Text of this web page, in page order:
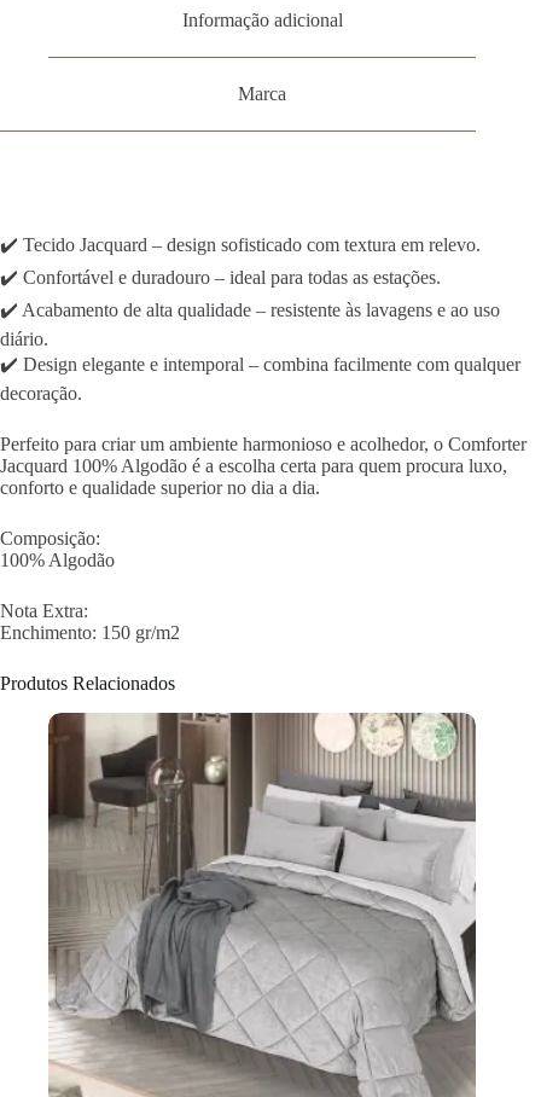
Informação adicional
Marca
✔️ Tecido Jacquard – design sofisticado com textura em relevo.
✔️ Confortável e duradouro – ideal para todas as estações.
✔️ Acabamento de alta qualidade – resistente às lavagens e ao uso
diário.
✔️ Design elegante e intemporal – combina facilmente com qualquer
decoração.
Perfeito para criar um ambiente harmonioso e acolhedor, o Comforter
Jacquard 100% Algodão é a escolha certa para quem procura luxo,
conforto e qualidade superior no dia a dia.
Composição:
100% Algodão
Nota Extra:
Enchimento: 150 gr/m2
Produtos Relacionados